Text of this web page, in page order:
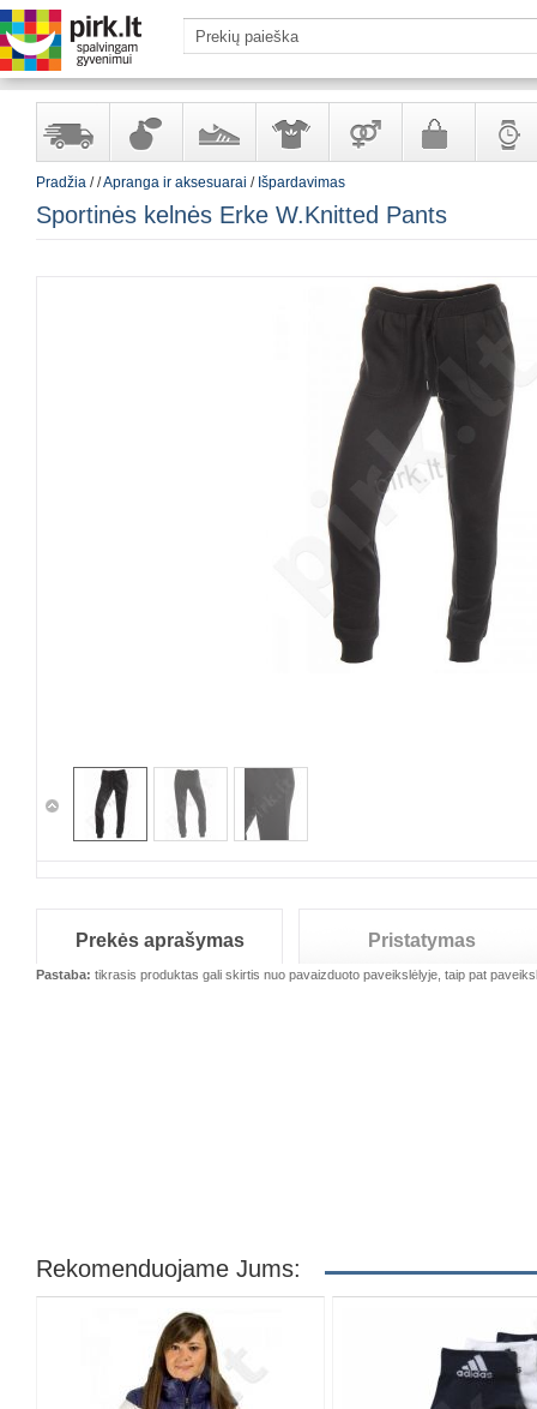
sandėlyje
ir
kosmetika
ir
aksesuarai
suaugusiems
Pradžia //Apranga ir aksesuarai / Išpardavimas
Sportinės kelnės Erke W.Knitted Pants
Prekės aprašymas Pristatymas
Pastaba: tikrasis produktas gali skirtis nuo pavaizduoto paveikslėlyje, taip pat
Rekomenduojame Jums: